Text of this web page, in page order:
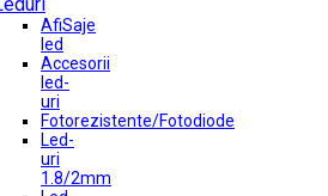
AfiSaje
led
Accesorii
led-
uri
Fotorezistente/Fotodiode
Led-
uri
1.8/2mm